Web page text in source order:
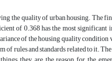
the quality of urban housing. The
of 0.368 has the most
of the housing quality
rules and standards related to it.